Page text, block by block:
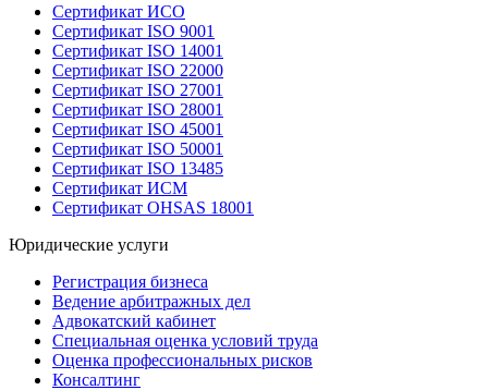
Сертификат ИСО
Сертификат ISO 9001
Сертификат ISO 14001
Сертификат ISO 22000
Сертификат ISO 27001
Сертификат ISO 28001
Сертификат ISO 45001
Сертификат ISO 50001
Сертификат ISO 13485
Сертификат ИСМ
Сертификат OHSAS 18001
Юридические услуги
Регистрация бизнеса
Ведение арбитражных дел
Адвокатский кабинет
Специальная оценка условий труда
Оценка профессиональных рисков
Консалтинг